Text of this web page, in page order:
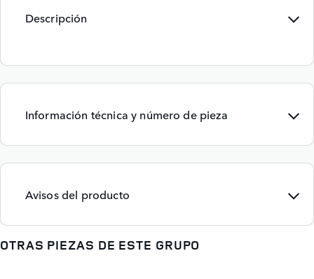
Descripción
Información técnica y número de pieza
Avisos del producto
OTRAS PIEZAS DE ESTE GRUPO